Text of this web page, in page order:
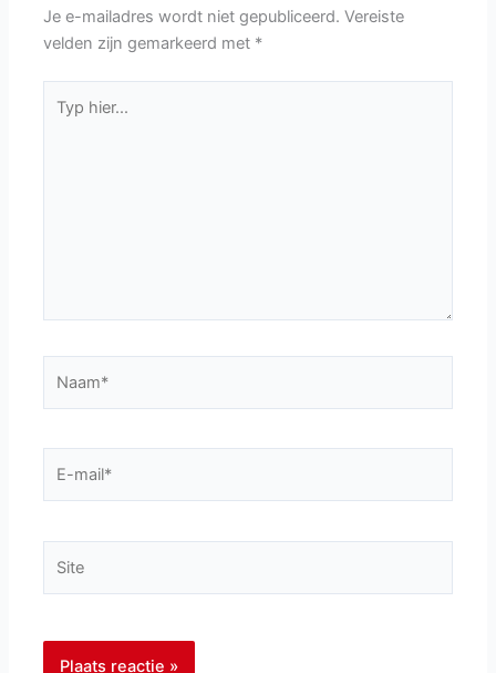
Je e-mailadres wordt niet gepubliceerd. Vereiste
velden zijn gemarkeerd met *
hier...
mail*